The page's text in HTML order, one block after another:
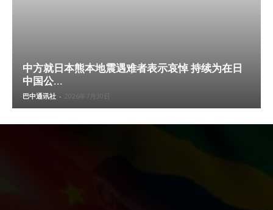
中方就日本熊本地震遇难者表示哀悼 持续为在日
中国公...
巴中通讯社 - 2026年7月30日